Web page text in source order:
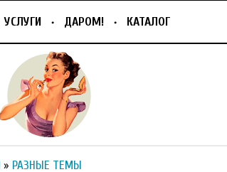
УСЛУГИ ДАРОМ! КАТАЛОГ
» РАЗНЫЕ ТЕМЫ